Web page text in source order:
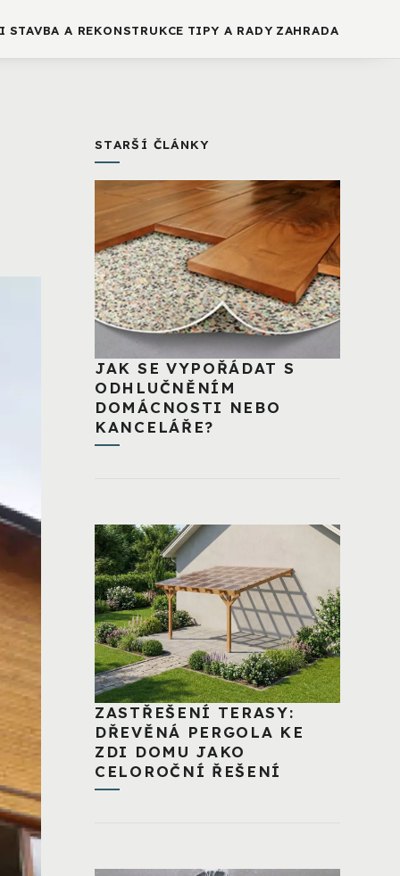
STAVBA A REKONSTRUKCE TIPY A RADY ZAHRADA
STARŠÍ ČLÁNKY
JAK SE VYPOŘÁDAT S
ODHLUČNĚNÍM
DOMÁCNOSTI NEBO
KANCELÁŘE?
ZASTŘEŠENÍ TERASY:
DŘEVĚNÁ PERGOLA KE
ZDI DOMU JAKO
CELOROČNÍ ŘEŠENÍ